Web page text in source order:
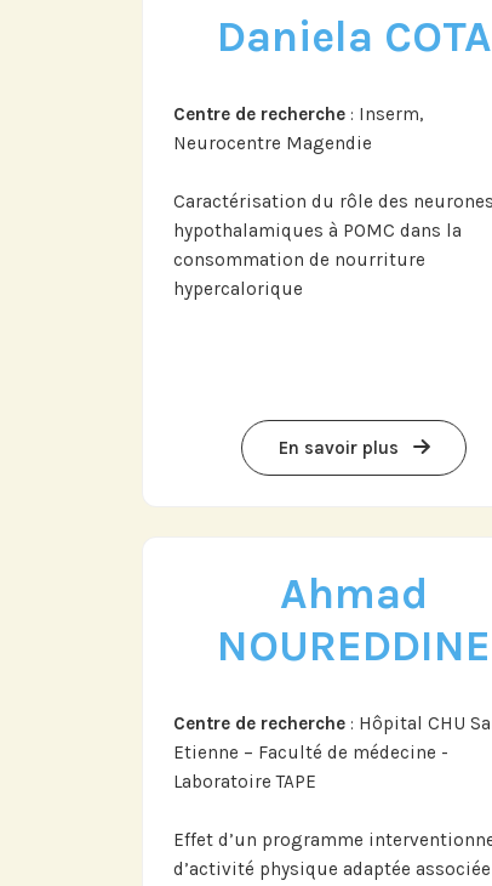
Daniela COTA
Centre de recherche : Inserm,
Neurocentre Magendie
Caractérisation du rôle des neurones
hypothalamiques à POMC dans la
consommation de nourriture
hypercalorique
En savoir plus
Ahmad
NOUREDDINE
Centre de recherche : Hôpital CHU
Etienne – Faculté de médecine -
Laboratoire TAPE
Effet d’un programme
d’activité physique adaptée associée
Abonnez-vous
nos
et les